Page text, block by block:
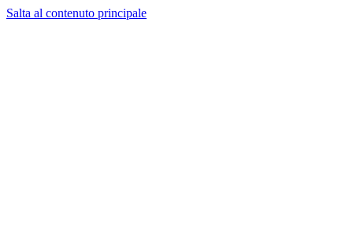
Salta al contenuto principale